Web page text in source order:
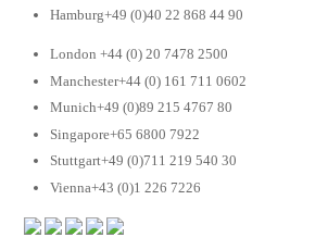
Hamburg+49 (0)40 22 868 44 90
London +44 (0) 20 7478 2500
Manchester+44 (0) 161 711 0602
Munich+49 (0)89 215 4767 80
Singapore+65 6800 7922
Stuttgart+49 (0)711 219 540 30
Vienna+43 (0)1 226 7226